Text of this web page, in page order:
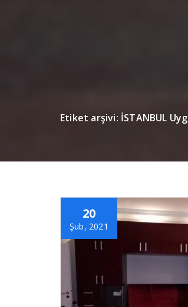
Etiket arşivi: İSTANBUL
20
Şub, 2021